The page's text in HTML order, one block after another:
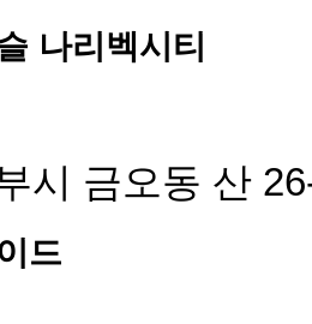
나리벡시티
시 금오동 산
드